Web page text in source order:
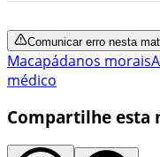
Comunicar erro nesta
Macapádanos morais
médico
Compartilhe esta